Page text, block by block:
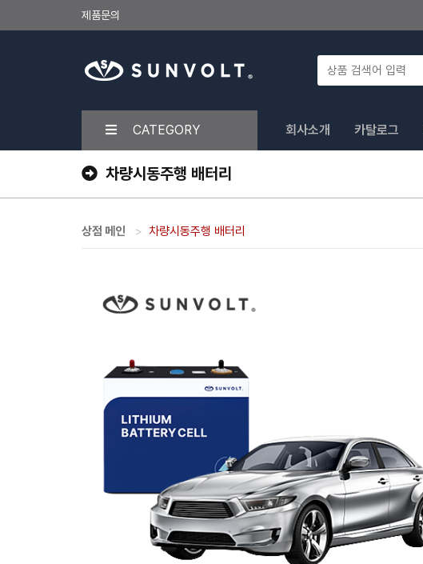
제품문의
CATEGORY 회사소개 카탈로그
차량시동주행 배터리
상점 메인 차량시동주행 배터리